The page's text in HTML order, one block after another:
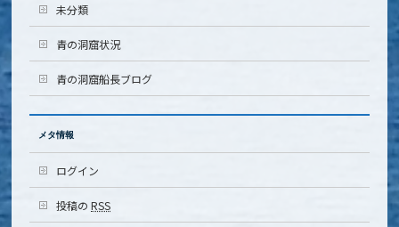
未分類
青の洞窟状況
青の洞窟船長ブログ
メタ情報
ログイン
投稿のRSS